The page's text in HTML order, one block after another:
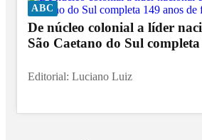
ABC
De núcleo colonial a líder
São Caetano do Sul
Editorial: Luciano Luiz